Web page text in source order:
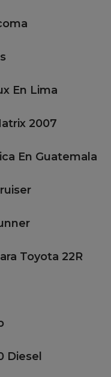
En Lima
2007
En Guatemala
Toyota 22R
Diesel